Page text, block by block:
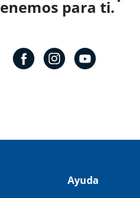
para ti.
Ayuda